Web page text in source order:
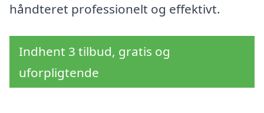
håndteret professionelt og effektivt.
Indhent 3 tilbud, gratis og
uforpligtende